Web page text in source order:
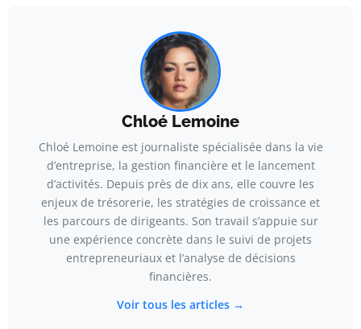
Chloé Lemoine
Chloé Lemoine est journaliste spécialisée dans la vie
d’entreprise, la gestion financière et le lancement
d’activités. Depuis près de dix ans, elle couvre les
enjeux de trésorerie, les stratégies de croissance et
les parcours de dirigeants. Son travail s’appuie sur
une expérience concrète dans le suivi de projets
entrepreneuriaux et l’analyse de décisions
financières.
Voir tous les articles →